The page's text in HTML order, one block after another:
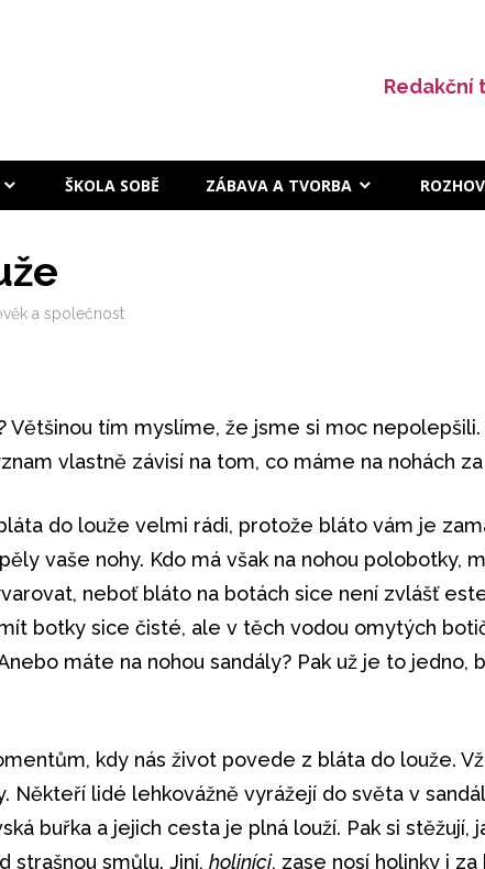
Redakční
ŠKOLA SOBĚ ZÁBAVA A TVORBA
a společnost
Většinou tím myslíme, že jsme si moc nepolepšili.
vlastně závisí na tom, co máme na nohách
do louže velmi rádi, protože bláto vám je
vaše nohy. Kdo má však na nohou polobotky,
neboť bláto na botách sice není zvlášť
botky sice čisté, ale v těch vodou omytých
máte na nohou sandály? Pak už je to jedno,
kdy nás život povede z bláta do louže.
Někteří lidé lehkovážně vyrážejí do světa v
buřka a jejich cesta je plná louží. Pak si stěžují,
strašnou smůlu. Jiní, holiníci, zase nosí holinky i za